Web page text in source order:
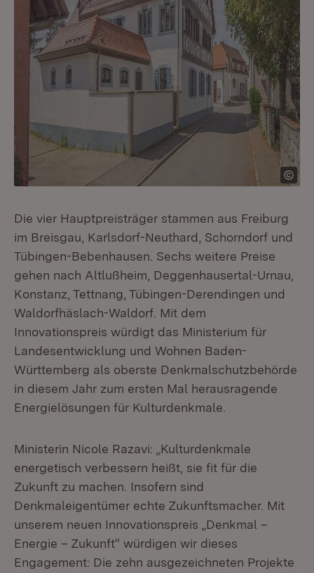
Die vier Hauptpreisträger stammen aus Freiburg
im Breisgau, Karlsdorf-Neuthard, Schorndorf und
Tübingen-Bebenhausen. Sechs weitere Preise
gehen nach Altlußheim, Deggenhausertal-Urnau,
Konstanz, Tettnang, Tübingen-Derendingen und
Waldorfhäslach-Waldorf. Mit dem
Innovationspreis würdigt das Ministerium für
Landesentwicklung und Wohnen Baden-
Württemberg als oberste Denkmalschutzbehörde
in diesem Jahr zum ersten Mal herausragende
Energielösungen für Kulturdenkmale.
Ministerin Nicole Razavi: „Kulturdenkmale
energetisch verbessern heißt, sie fit für die
Zukunft zu machen. Insofern sind
Denkmaleigentümer echte Zukunftsmacher. Mit
unserem neuen Innovationspreis „Denkmal –
Energie – Zukunft“ würdigen wir dieses
Engagement: Die zehn ausgezeichneten Projekte